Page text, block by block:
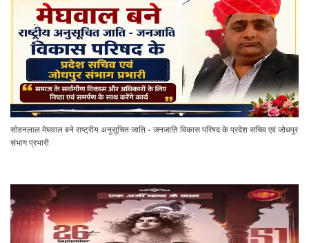
सोहनलाल मेघवाल बने राष्ट्रीय अनुसूचित जाति - जनजाति विकास परिषद के प्रदेश सचिव एवं जोधपुर
संभाग प्रभारी